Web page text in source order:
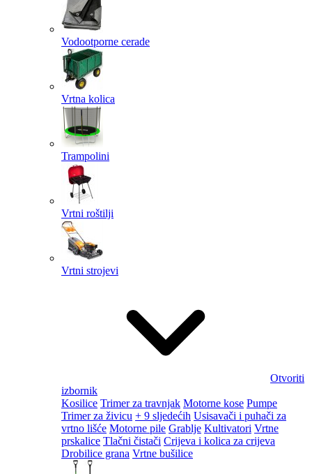
Vodootporne cerade
Vrtna kolica
Trampolini
Vrtni roštilji
Vrtni strojevi
Otvoriti
izbornik
Kosilice Trimer za travnjak Motorne kose Pumpe
Trimer za živicu + 9 sljedećih Usisavači i puhači za
vrtno lišće Motorne pile Grablje Kultivatori Vrtne
prskalice Tlačni čistači Crijeva i kolica za crijeva
Drobilice grana Vrtne bušilice